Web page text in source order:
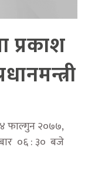
प्रकाश
४ फाल्गुन २०७७,
०६ : ३० बजे